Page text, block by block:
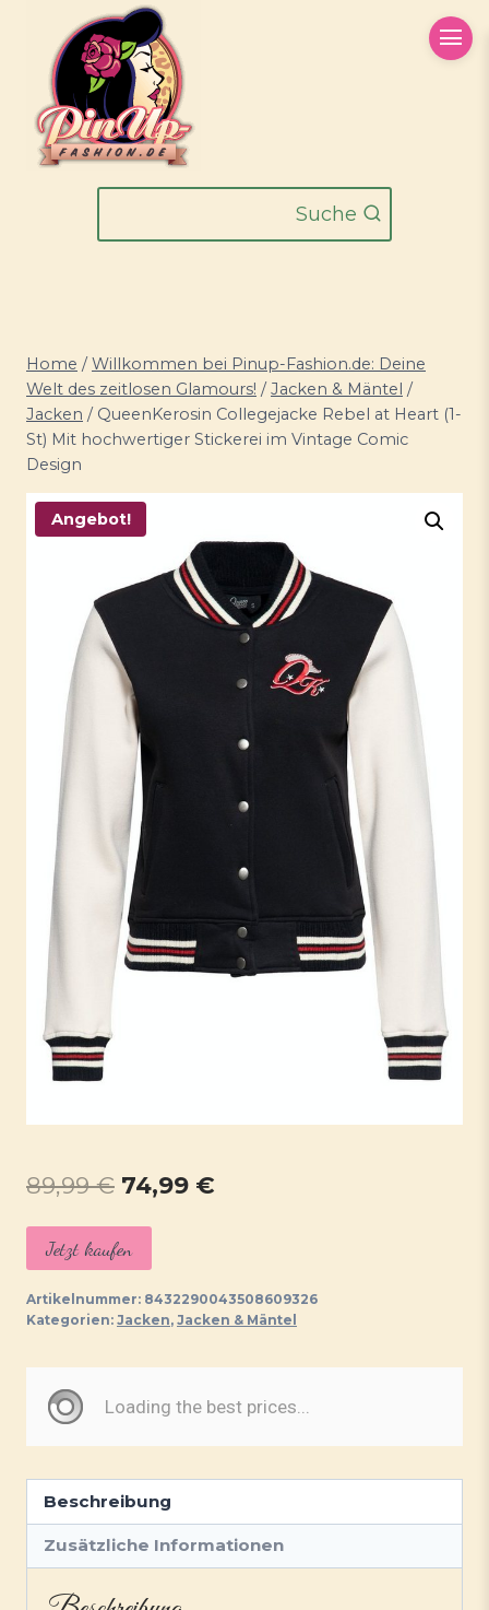
springen
Suche
Home / Willkommen bei Pinup-Fashion.de: Deine
Welt des zeitlosen Glamours! / Jacken & Mäntel /
Jacken / QueenKerosin Collegejacke Rebel at Heart (1-
St) Mit hochwertiger Stickerei im Vintage Comic
Design
Angebot!
89,99€ Ursprünglicher
Preis
war:
89,99 €
74,99 €
74,99 €.
Jetzt kaufen
Artikelnummer: 8432290043508609326
Kategorien: Jacken, Jacken & Mäntel
Beschreibung
Zusätzliche Informationen